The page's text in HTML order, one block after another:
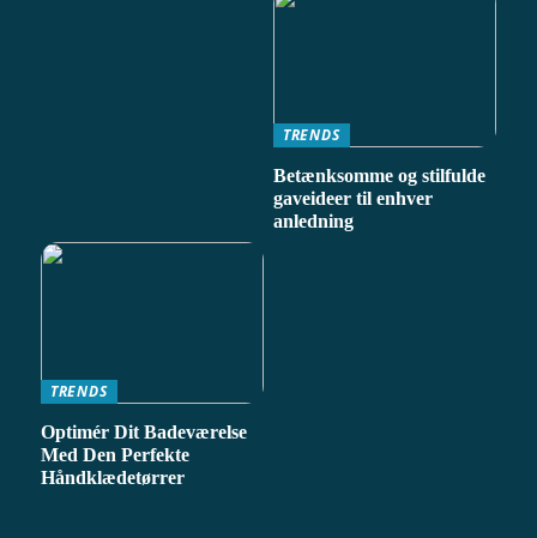
TRENDS
Betænksomme og stilfulde
gaveideer til enhver
anledning
TRENDS
Optimér Dit Badeværelse
Med Den Perfekte
Håndklædetørrer